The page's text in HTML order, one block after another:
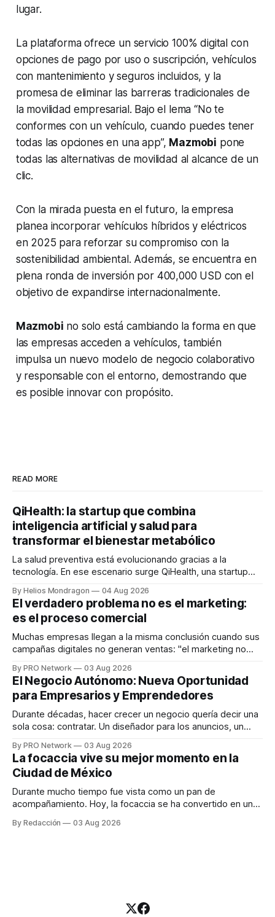
lugar.
La plataforma ofrece un servicio 100% digital con
opciones de pago por uso o suscripción, vehículos
con mantenimiento y seguros incluidos, y la
promesa de eliminar las barreras tradicionales de
la movilidad empresarial. Bajo el lema “No te
conformes con un vehículo, cuando puedes tener
todas las opciones en una app”, Mazmobi pone
todas las alternativas de movilidad al alcance de un
clic.
Con la mirada puesta en el futuro, la empresa
planea incorporar vehículos híbridos y eléctricos
en 2025 para reforzar su compromiso con la
sostenibilidad ambiental. Además, se encuentra en
plena ronda de inversión por 400,000 USD con el
objetivo de expandirse internacionalmente.
Mazmobi no solo está cambiando la forma en que
las empresas acceden a vehículos, también
impulsa un nuevo modelo de negocio colaborativo
y responsable con el entorno, demostrando que
es posible innovar con propósito.
READ MORE
QiHealth: la startup que combina
inteligencia artificial y salud para
transformar el bienestar metabólico
La salud preventiva está evolucionando gracias a la
tecnología. En ese escenario surge QiHealth, una startup
dispositivos inteligentes, inteligencia artificial y monitoreo
en tiempo real para ayudar a las personas a tomar mejores
decisiones sobre su salud metabólica. Su propuesta busca
responder
By Helios Mondragon 04 Aug 2026
El verdadero problema no es el marketing:
es el proceso comercial
Muchas empresas llegan a la misma conclusión cuando sus
campañas digitales no generan ventas: "el marketing no
INTERIUS, el problema suele estar en otro lugar. Durante
una entrevista para el podcast SER PRO, el especialista en
marketing digital explicó que
By PRO Network 03 Aug 2026
El Negocio Autónomo: Nueva Oportunidad
para Empresarios y Emprendedores
Durante décadas, hacer crecer un negocio quería decir una
sola cosa: contratar. Un diseñador para los anuncios, un
para los textos, alguien que supiera de publicidad digital
para encontrar prospectos, un vendedor para atender
llamadas y mensajes, y —con suerte— una persona
By PRO Network 03 Aug 2026
La focaccia vive su mejor momento en la
Ciudad de México
Durante mucho tiempo fue vista como un pan de
acompañamiento. Hoy, la focaccia se ha convertido en uno
artesanal, ingredientes de calidad y experiencias que
By Redacción 03 Aug 2026